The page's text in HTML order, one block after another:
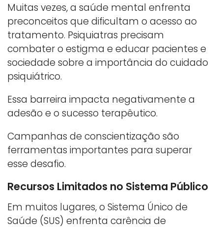
Muitas vezes, a saúde mental enfrenta
preconceitos que dificultam o acesso ao
tratamento. Psiquiatras precisam
combater o estigma e educar pacientes e
sociedade sobre a importância do cuidado
psiquiátrico.
Essa barreira impacta negativamente a
adesão e o sucesso terapêutico.
Campanhas de conscientização são
ferramentas importantes para superar
esse desafio.
Recursos Limitados no Sistema Público
Em muitos lugares, o Sistema Único de
Saúde (SUS) enfrenta carência de